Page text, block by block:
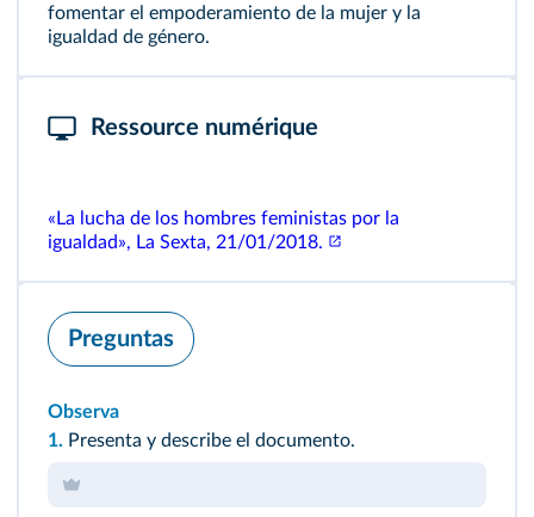
fomentar el empoderamiento de la mujer y la
igualdad de género.
Ressource numérique
«La lucha de los hombres feministas por la
igualdad», La Sexta, 21/01/2018.
Preguntas
Observa
1. Presenta y describe el documento.